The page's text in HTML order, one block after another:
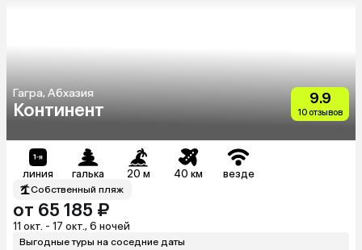
Гагра, Абхазия
Континент
9.9
10 отзывов
линия галька 20 м 40 км везде
Собственный пляж
от 65 185 ₽
11 окт. - 17 окт., 6 ночей
Выгодные туры на соседние даты